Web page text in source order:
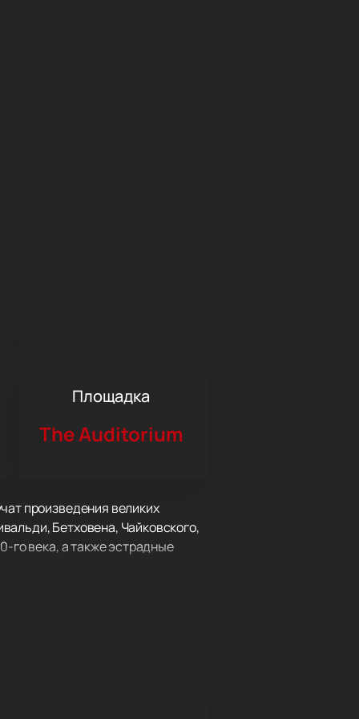
Площадка
The Auditorium
произведения великих
Бетховена, Чайковского,
го века, а также эстрадные
и Азии, странах СНГ.